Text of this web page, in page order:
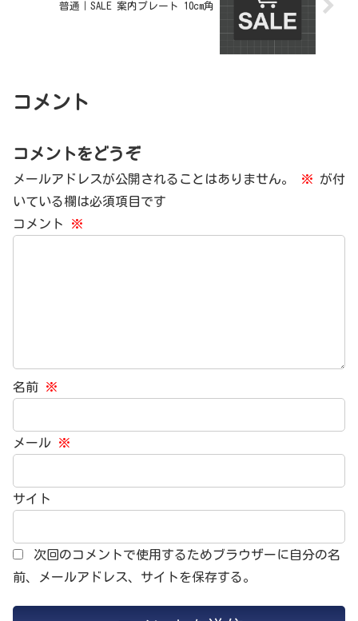
普通｜SALE 案内プレート 10cm角
コメント
コメントをどうぞ
メールアドレスが公開されることはありません。 ※ が付
いている欄は必須項目です
コメント
※
名前 ※
メール ※
サイト
次回のコメントで使用するためブラウザーに自分の名
前、メールアドレス、サイトを保存する。